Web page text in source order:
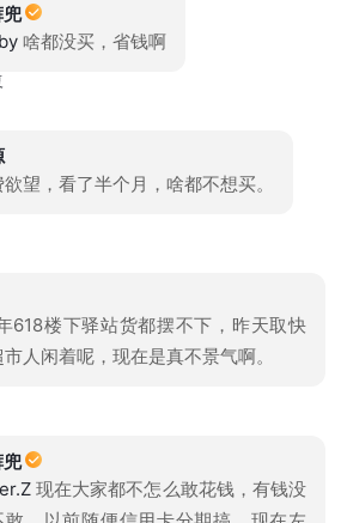
兜
啥都没买，省钱啊
望，看了半个月，啥都不想买。
618楼下驿站货都摆不下，昨天取快
人闲着呢，现在是真不景气啊。
兜
现在大家都不怎么敢花钱，有钱没